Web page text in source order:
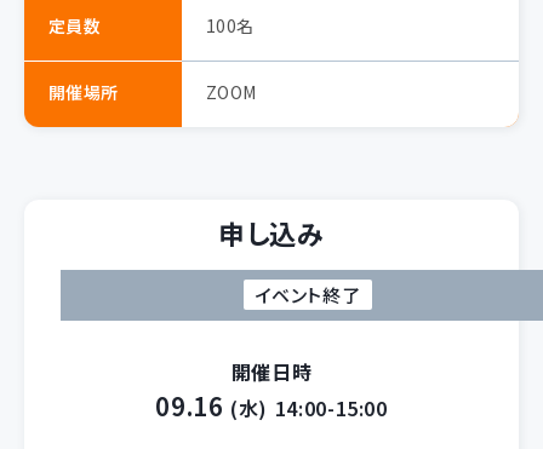
定員数 100名
開催場所 ZOOM
申し込み
イベント終了
開催日時
09.16 (水) 14:00-15:00